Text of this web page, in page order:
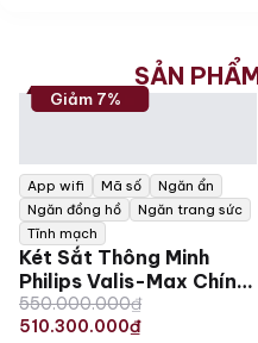
SẢN
Giảm 7%
App wifi Mã số
Ngăn ẩn
Ngăn đồng hồ
Ngăn trang sức
Tĩnh mạch
Két Sắt Thông Minh
Philips Valis-Max Chính
Hãng, Nhập Khẩu
550.000.000₫
Original
price
510.300.000₫
Current
price